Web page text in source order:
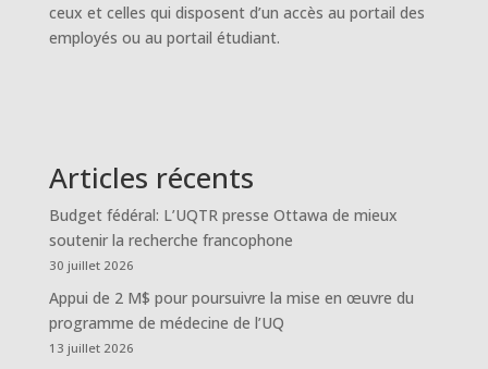
ceux et celles qui disposent d’un accès au portail des
employés ou au portail étudiant.
Articles récents
Budget fédéral: L’UQTR presse Ottawa de mieux
soutenir la recherche francophone
30 juillet 2026
Appui de 2 M$ pour poursuivre la mise en œuvre du
programme de médecine de l’UQ
13 juillet 2026